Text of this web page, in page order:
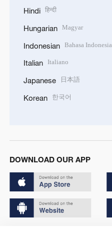
Hindi हिन्दी
Hungarian Magyar
Indonesian Bahasa Indonesia
Italian Italiano
Japanese 日本語
Korean 한국어
DOWNLOAD OUR APP